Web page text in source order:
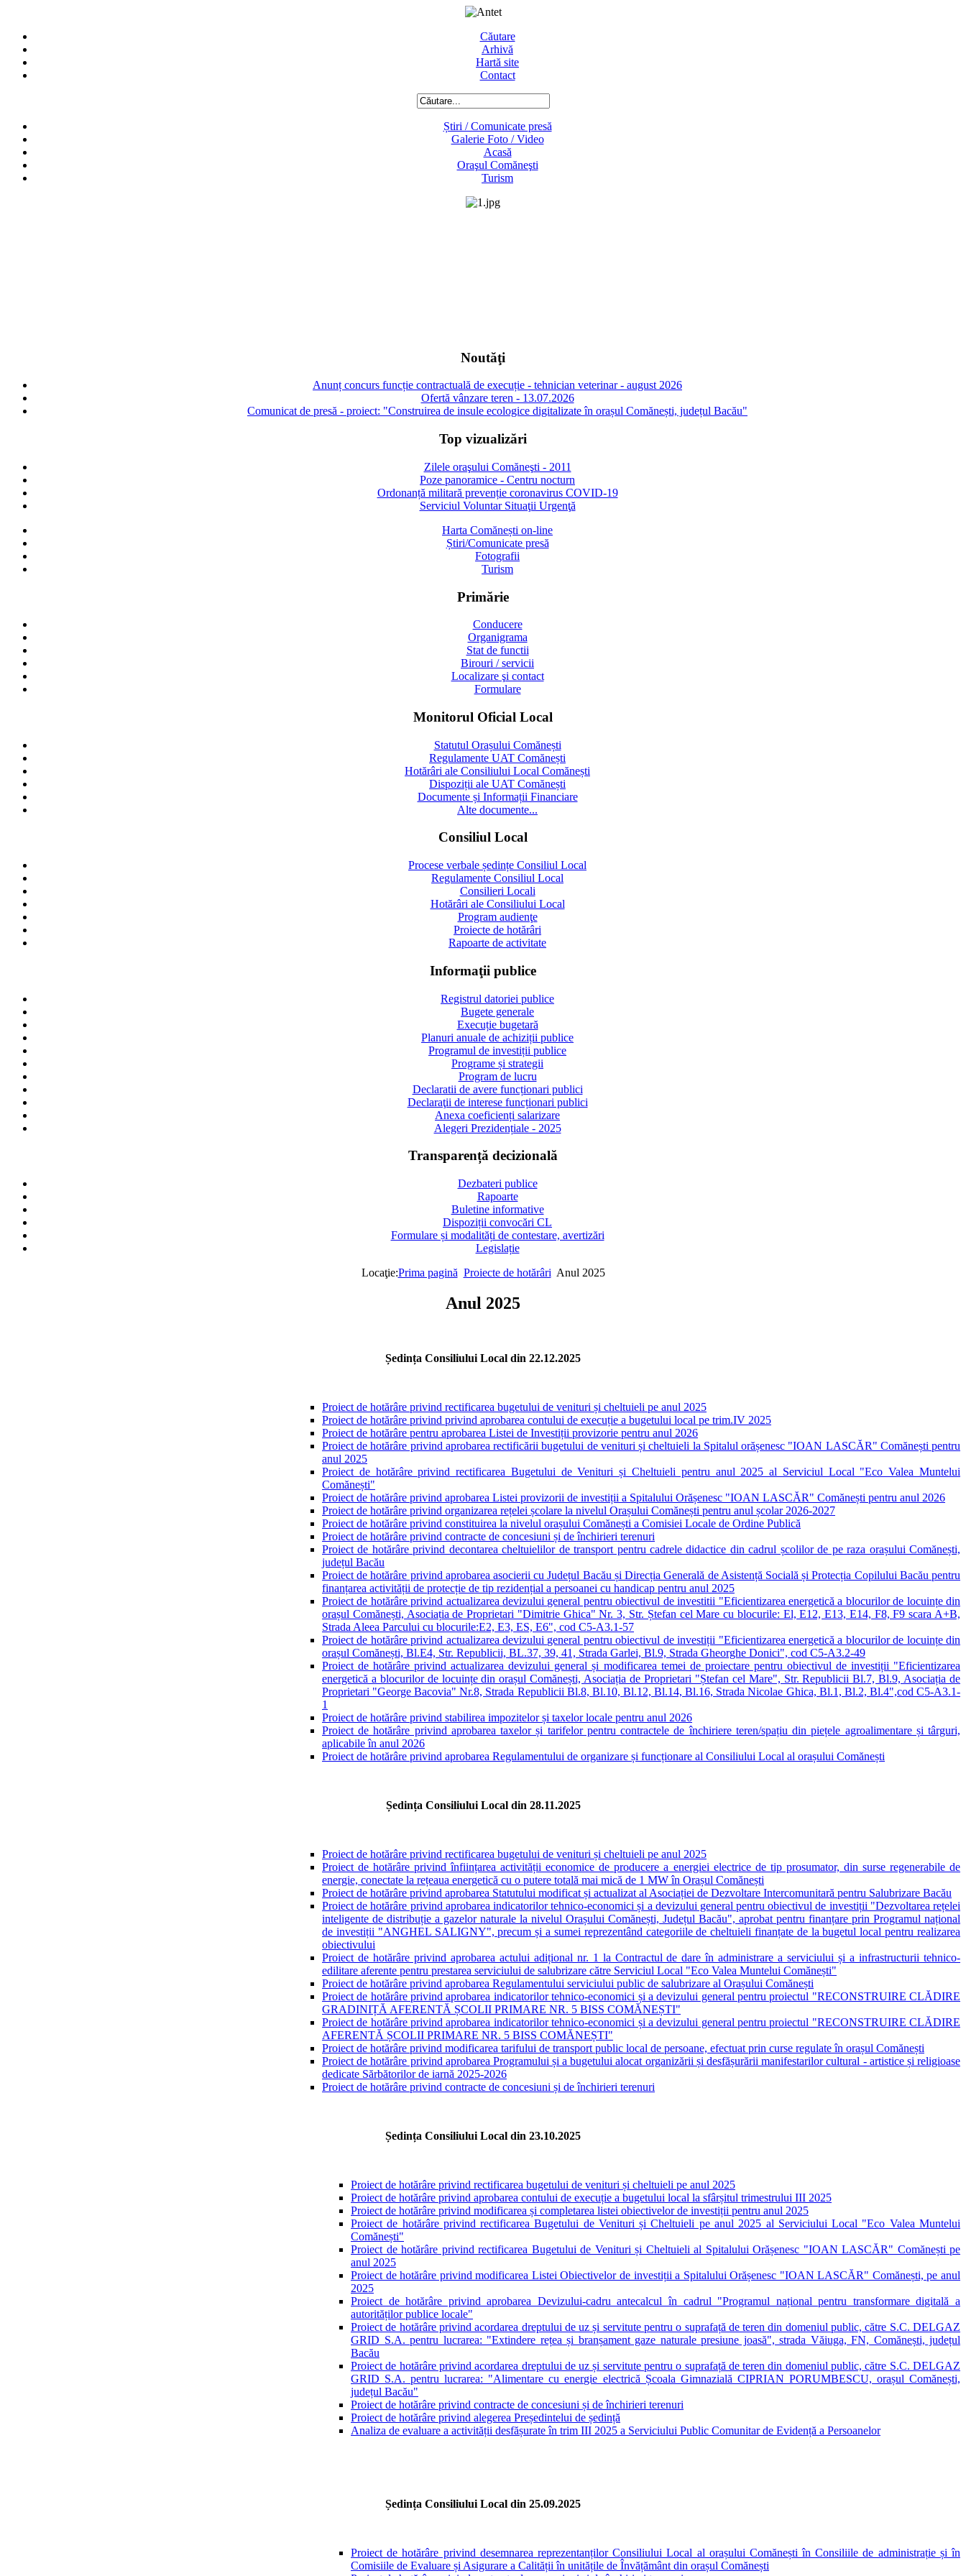
Căutare
Arhivă
Hartă site
Contact
Știri / Comunicate presă
Galerie Foto / Video
Acasă
Oraşul Comăneşti
Turism
Noutăţi
Anunț concurs funcție contractuală de execuție - tehnician veterinar - august 2026
Ofertă vânzare teren - 13.07.2026
Comunicat de presă - proiect: "Construirea de insule ecologice digitalizate în orașul Comănești, județul Bacău"
Top vizualizări
Zilele oraşului Comăneşti - 2011
Poze panoramice - Centru nocturn
Ordonanță militară prevenție coronavirus COVID-19
Serviciul Voluntar Situaţii Urgenţă
Harta Comănești on-line
Știri/Comunicate presă
Fotografii
Turism
Primărie
Conducere
Organigrama
Stat de functii
Birouri / servicii
Localizare şi contact
Formulare
Monitorul Oficial Local
Statutul Orașului Comănești
Regulamente UAT Comănești
Hotărâri ale Consiliului Local Comănești
Dispoziții ale UAT Comănești
Documente și Informații Financiare
Alte documente...
Consiliul Local
Procese verbale ședințe Consiliul Local
Regulamente Consiliul Local
Consilieri Locali
Hotărâri ale Consiliului Local
Program audienţe
Proiecte de hotărâri
Rapoarte de activitate
Informaţii publice
Registrul datoriei publice
Bugete generale
Execuție bugetară
Planuri anuale de achiziții publice
Programul de investiții publice
Programe și strategii
Program de lucru
Declaratii de avere funcționari publici
Declaraţii de interese funcționari publici
Anexa coeficienți salarizare
Alegeri Prezidențiale - 2025
Transparență decizională
Dezbateri publice
Rapoarte
Buletine informative
Dispoziții convocări CL
Formulare și modalități de contestare, avertizări
Legislație
Locaţie:Prima pagină Proiecte de hotărâri Anul 2025
Anul 2025
Ședința Consiliului Local din 22.12.2025
Proiect de hotărâre privind rectificarea bugetului de venituri și cheltuieli pe anul 2025
Proiect de hotărâre privind privind aprobarea contului de execuție a bugetului local pe trim.IV 2025
Proiect de hotărâre pentru aprobarea Listei de Investiții provizorie pentru anul 2026
Proiect de hotărâre privind aprobarea rectificării bugetului de venituri și cheltuieli la Spitalul orășenesc "IOAN LASCĂR" Comănești pentru
anul 2025
Proiect de hotărâre privind rectificarea Bugetului de Venituri și Cheltuieli pentru anul 2025 al Serviciul Local "Eco Valea Muntelui
Comănești"
Proiect de hotărâre privind aprobarea Listei provizorii de investiții a Spitalului Orășenesc "IOAN LASCĂR" Comănești pentru anul 2026
Proiect de hotărâre privind organizarea rețelei școlare la nivelul Orașului Comănești pentru anul școlar 2026-2027
Proiect de hotărâre privind constituirea la nivelul orașului Comănești a Comisiei Locale de Ordine Publică
Proiect de hotărâre privind contracte de concesiuni și de închirieri terenuri
Proiect de hotărâre privind decontarea cheltuielilor de transport pentru cadrele didactice din cadrul școlilor de pe raza orașului Comănești,
județul Bacău
Proiect de hotărâre privind aprobarea asocierii cu Județul Bacău și Direcția Generală de Asistență Socială și Protecția Copilului Bacău pentru
finanțarea activității de protecție de tip rezidențial a persoanei cu handicap pentru anul 2025
Proiect de hotărâre privind actualizarea devizului general pentru obiectivul de investitii "Eficientizarea energetică a blocurilor de locuințe din
orașul Comănești, Asociația de Proprietari "Dimitrie Ghica" Nr. 3, Str. Ștefan cel Mare cu blocurile: El, E12, E13, E14, F8, F9 scara A+B,
Strada Aleea Parcului cu blocurile:E2, E3, ES, E6", cod C5-A3.1-57
Proiect de hotărâre privind actualizarea devizului general pentru obiectivul de investiții "Eficientizarea energetică a blocurilor de locuințe din
orașul Comănești, Bl.E4, Str. Republicii, BL.37, 39, 41, Strada Garlei, Bl.9, Strada Gheorghe Donici", cod C5-A3.2-49
Proiect de hotărâre privind actualizarea devizului general și modificarea temei de proiectare pentru obiectivul de investiții "Eficientizarea
energetică a blocurilor de locuințe din orașul Comănești, Asociația de Proprietari "Ștefan cel Mare", Str. Republicii Bl.7, Bl.9, Asociația de
Proprietari "George Bacovia" Nr.8, Strada Republicii Bl.8, Bl.10, Bl.12, Bl.14, Bl.16, Strada Nicolae Ghica, Bl.1, Bl.2, Bl.4",cod C5-A3.1-
1
Proiect de hotărâre privind stabilirea impozitelor și taxelor locale pentru anul 2026
Proiect de hotărâre privind aprobarea taxelor și tarifelor pentru contractele de închiriere teren/spațiu din piețele agroalimentare și târguri,
aplicabile în anul 2026
Proiect de hotărâre privind aprobarea Regulamentului de organizare și funcționare al Consiliului Local al orașului Comănești
Ședința Consiliului Local din 28.11.2025
Proiect de hotărâre privind rectificarea bugetului de venituri și cheltuieli pe anul 2025
Proiect de hotărâre privind înființarea activității economice de producere a energiei electrice de tip prosumator, din surse regenerabile de
energie, conectate la rețeaua energetică cu o putere totală mai mică de 1 MW în Orașul Comănești
Proiect de hotărâre privind aprobarea Statutului modificat și actualizat al Asociației de Dezvoltare Intercomunitară pentru Salubrizare Bacău
Proiect de hotărâre privind aprobarea indicatorilor tehnico-economici și a devizului general pentru obiectivul de investiții "Dezvoltarea rețelei
inteligente de distribuție a gazelor naturale la nivelul Orașului Comănești, Județul Bacău", aprobat pentru finanțare prin Programul național
de investiții "ANGHEL SALIGNY", precum și a sumei reprezentând categoriile de cheltuieli finanțate de la bugetul local pentru realizarea
obiectivului
Proiect de hotărâre privind aprobarea actului adițional nr. 1 la Contractul de dare în administrare a serviciului și a infrastructurii tehnico-
edilitare aferente pentru prestarea serviciului de salubrizare către Serviciul Local "Eco Valea Muntelui Comănești"
Proiect de hotărâre privind aprobarea Regulamentului serviciului public de salubrizare al Orașului Comănești
Proiect de hotărâre privind aprobarea indicatorilor tehnico-economici și a devizului general pentru proiectul "RECONSTRUIRE CLĂDIRE
GRADINIȚĂ AFERENTĂ ȘCOLII PRIMARE NR. 5 BISS COMĂNEȘTI"
Proiect de hotărâre privind aprobarea indicatorilor tehnico-economici și a devizului general pentru proiectul "RECONSTRUIRE CLĂDIRE
AFERENTĂ ȘCOLII PRIMARE NR. 5 BISS COMĂNEȘTI"
Proiect de hotărâre privind modificarea tarifului de transport public local de persoane, efectuat prin curse regulate în orașul Comănești
Proiect de hotărâre privind aprobarea Programului și a bugetului alocat organizării și desfășurării manifestarilor cultural - artistice și religioase
dedicate Sărbătorilor de iarnă 2025-2026
Proiect de hotărâre privind contracte de concesiuni și de închirieri terenuri
Ședința Consiliului Local din 23.10.2025
Proiect de hotărâre privind rectificarea bugetului de venituri și cheltuieli pe anul 2025
Proiect de hotărâre privind aprobarea contului de execuție a bugetului local la sfârșitul trimestrului III 2025
Proiect de hotărâre privind modificarea și completarea listei obiectivelor de investiții pentru anul 2025
Proiect de hotărâre privind rectificarea Bugetului de Venituri și Cheltuieli pe anul 2025 al Serviciului Local "Eco Valea Muntelui
Comănești"
Proiect de hotărâre privind rectificarea Bugetului de Venituri și Cheltuieli al Spitalului Orășenesc "IOAN LASCĂR" Comănești pe
anul 2025
Proiect de hotărâre privind modificarea Listei Obiectivelor de investiții a Spitalului Orășenesc "IOAN LASCĂR" Comănești, pe anul
2025
Proiect de hotărâre privind aprobarea Devizului-cadru antecalcul în cadrul "Programul național pentru transformare digitală a
autorităților publice locale"
Proiect de hotărâre privind acordarea dreptului de uz și servitute pentru o suprafață de teren din domeniul public, către S.C. DELGAZ
GRID S.A. pentru lucrarea: "Extindere rețea și branșament gaze naturale presiune joasă", strada Văiuga, FN, Comănești, județul
Bacău
Proiect de hotărâre privind acordarea dreptului de uz și servitute pentru o suprafață de teren din domeniul public, către S.C. DELGAZ
GRID S.A. pentru lucrarea: "Alimentare cu energie electrică Școala Gimnazială CIPRIAN PORUMBESCU, orașul Comănești,
județul Bacău"
Proiect de hotărâre privind contracte de concesiuni și de închirieri terenuri
Proiect de hotărâre privind alegerea Președintelui de ședință
Analiza de evaluare a activității desfășurate în trim III 2025 a Serviciului Public Comunitar de Evidență a Persoanelor
Ședința Consiliului Local din 25.09.2025
Proiect de hotărâre privind desemnarea reprezentanților Consiliului Local al orașului Comănești în Consiliile de administrație și în
Comisiile de Evaluare și Asigurare a Calității în unitățile de Învățământ din orașul Comănești